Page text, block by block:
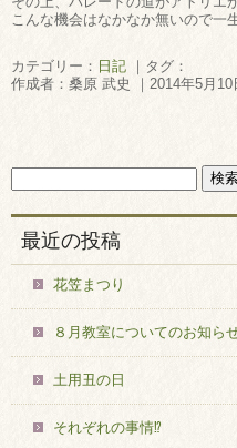
こんな機会はなかなか無いので一
カテゴリー： 日記 ｜タグ：
作成者：桑原 武史 ｜2014年5月10
最近の投稿
花笠まつり
８月教室についてのお知ら
土用丑の日
それぞれの事情⁉